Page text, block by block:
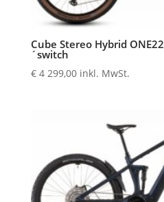
Cube Stereo Hybrid
´switch
€4 299,00 inkl. MwSt.